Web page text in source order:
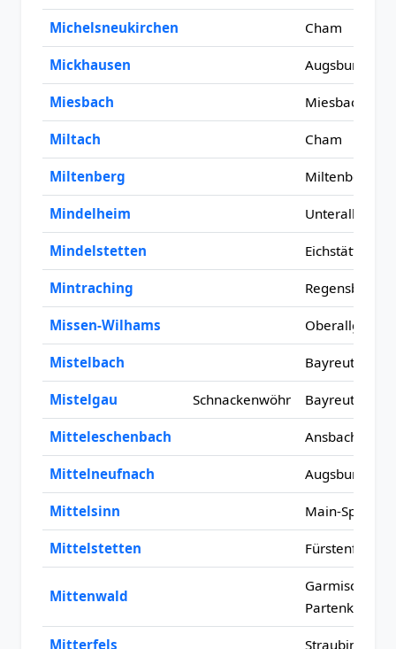
Michelsneukirchen Cham
Mickhausen Augsburg
Miesbach Miesbach
Miltach Cham
Miltenberg Miltenberg
Mindelheim Unterallgäu
Mindelstetten Eichstätt
Mintraching Regensburg
Missen-Wilhams Oberallgäu
Mistelbach Bayreuth
Mistelgau Schnackenwöhr Bayreuth
Mitteleschenbach Ansbach
Mittelneufnach Augsburg
Mittelsinn Main-Spessart
Mittelstetten
Mittenwald
Garmisch-
Partenkirchen
Mitterfels Straubing-